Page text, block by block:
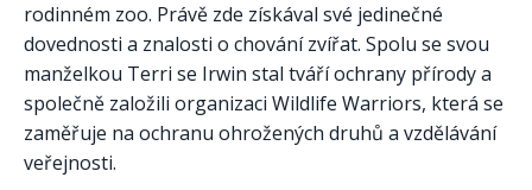
rodinném zoo. Právě zde získával své jedinečné
dovednosti a znalosti o chování zvířat. Spolu se svou
manželkou Terri se Irwin stal tváří ochrany přírody a
společně založili organizaci Wildlife Warriors, která se
zaměřuje na ochranu ohrožených druhů a vzdělávání
veřejnosti.